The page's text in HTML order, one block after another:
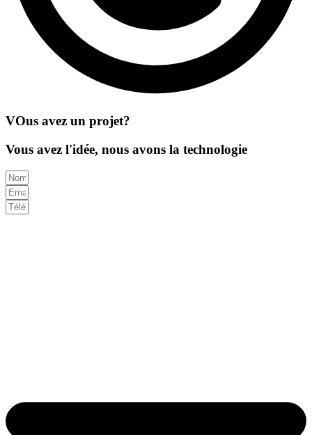
VOus avez un projet?
Vous avez l'idée, nous avons la technologie